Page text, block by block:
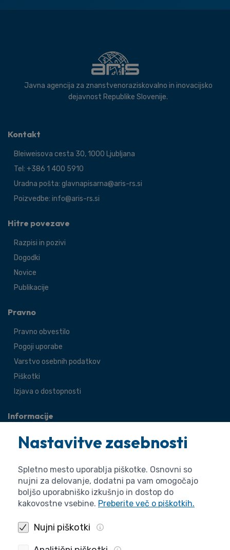
Javna agencija za znanstvenoraziskovalno in inovacijsko
dejavnost Republike Slovenije.
Kontakt
Bleiweisova cesta 30, 1000 Ljubljana
Tel: +386 1 400 5910
Uradna pošta: glavnapisarna@aris-rs.si
Poizvedbe: info@aris-rs.si
Hitre povezave
Razpisi in pozivi
Dogodki
Novice
Publikacije
Pravno
Pravno obvestilo
Pogoji uporabe
Varstvo osebnih podatkov
Piškotki
Izjava o dostopnosti
Informacije
O agenciji
Splošne zadeve
Pravne zadeve
Nastavitve zasebnosti
Spletno mesto uporablja piškotke. Osnovni so
nujni za delovanje, dodatni pa vam omogočajo
boljšo uporabniško izkušnjo in dostop do
kakovostne vsebine. Preberite več o piškotkih.
Nujni piškotki